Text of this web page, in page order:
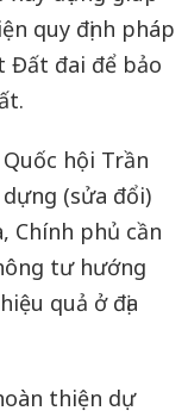
quy định pháp
Đất đai để bảo
hội Trần
(sửa đổi)
Chính phủ cần
tư hướng
quả ở địa
thiện dự